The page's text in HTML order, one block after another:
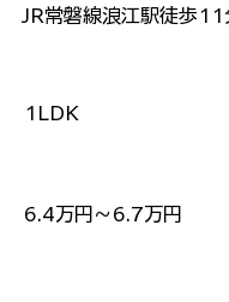
JR常磐線浪江駅徒歩11
1LDK
6.4万円～6.7万円